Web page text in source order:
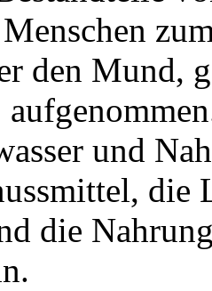
den Mund,
und
die
die